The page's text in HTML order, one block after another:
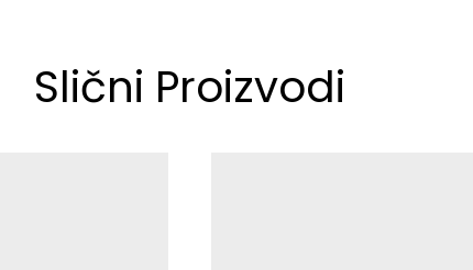
Slični Proizvodi